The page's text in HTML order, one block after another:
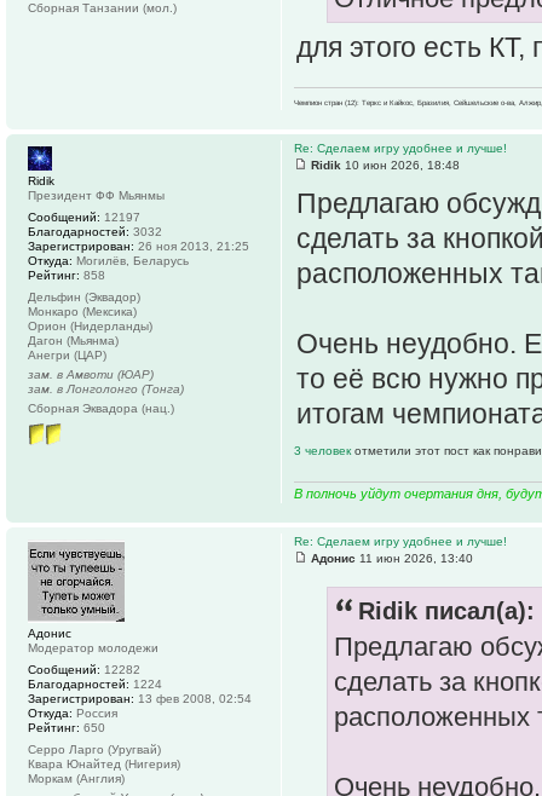
для этого есть
Чемпион стран (12): Теркс и Кайкос, Бразилия, Сейшельские о-ва,
Сборная Танзании (мол.)
Re: Сделаем игру удобнее и лучше!
Ridik 10 июн 2026, 18:48
Предлагаю
сделать за
расположенных
Очень неудобно.
то её всю нужно
итогам
3 человек отметили этот пост как
В полночь уйдут очертания дня,
Ridik
Президент ФФ Мьянмы
Сообщений: 12197
Благодарностей: 3032
Зарегистрирован: 26 ноя 2013, 21:25
Откуда: Могилёв, Беларусь
Рейтинг: 858
Дельфин (Эквадор)
Монкаро (Мексика)
Орион (Нидерланды)
Дагон (Мьянма)
Анегри (ЦАР)
зам. в Амвоти (ЮАР)
зам. в Лонголонго (Тонга)
Сборная Эквадора (нац.)
Re: Сделаем игру удобнее и лучше!
Адонис 11 июн 2026, 13:40
Ridik писал(а):
Предлагаю
сделать за
расположенных
Очень
Адонис
Модератор молодежи
Сообщений: 12282
Благодарностей: 1224
Зарегистрирован: 13 фев 2008, 02:54
Откуда: Россия
Рейтинг: 650
Серро Ларго (Уругвай)
Квара Юнайтед (Нигерия)
Моркам (Англия)